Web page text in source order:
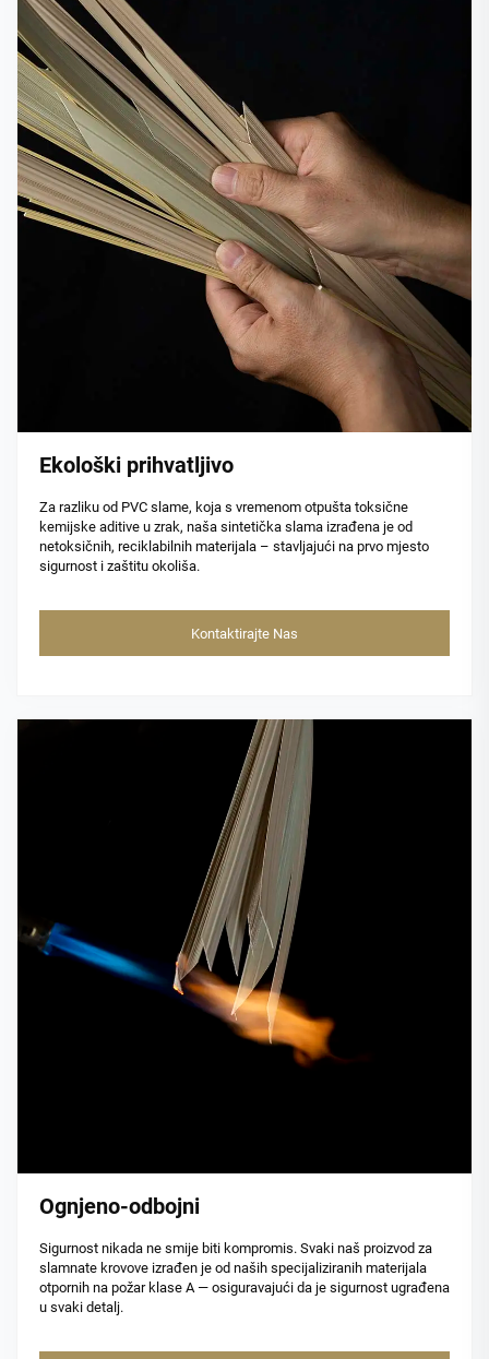
Ekološki prihvatljivo
Za razliku od PVC slame, koja s vremenom otpušta toksične
kemijske aditive u zrak, naša sintetička slama izrađena je od
netoksičnih, reciklabilnih materijala – stavljajući na prvo mjesto
sigurnost i zaštitu okoliša.
Kontaktirajte Nas
Ognjeno-odbojni
Sigurnost nikada ne smije biti kompromis. Svaki naš proizvod za
slamnate krovove izrađen je od naših specijaliziranih materijala
otpornih na požar klase A — osiguravajući da je sigurnost ugrađena
u svaki detalj.